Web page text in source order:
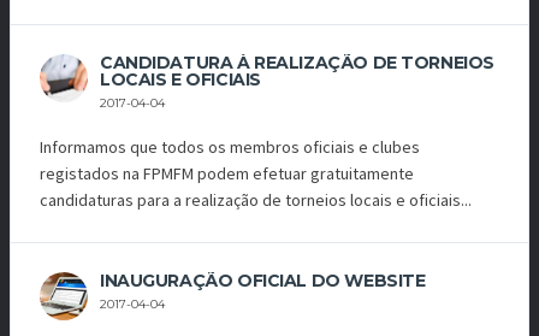
CANDIDATURA À REALIZAÇÃO DE TORNEIOS
LOCAIS E OFICIAIS
2017-04-04
Informamos que todos os membros oficiais e clubes
registados na FPMFM podem efetuar gratuitamente
candidaturas para a realização de torneios locais e oficiais...
INAUGURAÇÃO OFICIAL DO WEBSITE
2017-04-04